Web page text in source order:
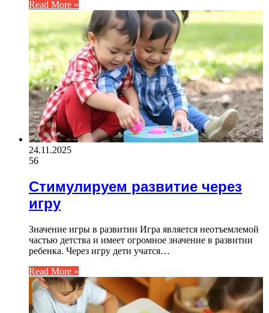
Read More »
24.11.2025
56
Стимулируем развитие через
игру
Значение игры в развитии Игра является неотъемлемой
частью детства и имеет огромное значение в развитии
ребенка. Через игру дети учатся…
Read More »